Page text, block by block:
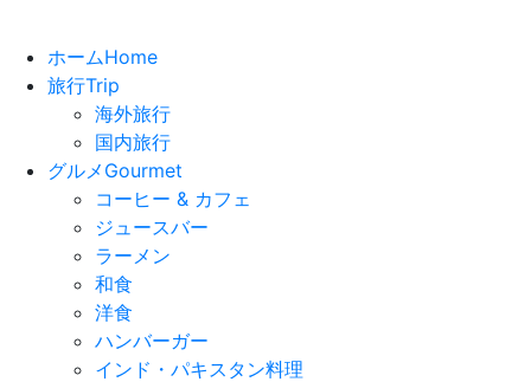
ホームHome
旅行Trip
海外旅行
国内旅行
グルメ Gourmet
コーヒー & カフェ
ジュースバー
ラーメン
和食
洋食
ハンバーガー
インド・パキスタン料理